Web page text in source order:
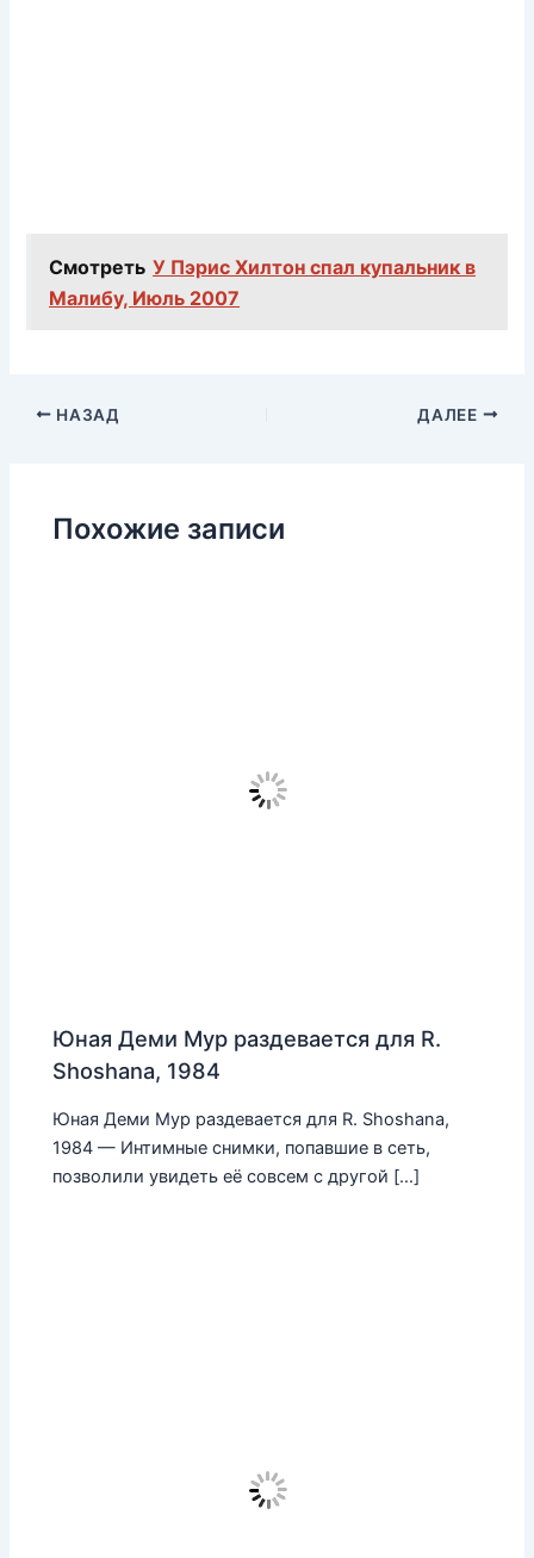
Смотреть У Пэрис Хилтон спал купальник в
Малибу, Июль 2007
НАЗАД ДАЛЕЕ
Похожие записи
Юная Деми Мур раздевается для R.
Shoshana, 1984
Юная Деми Мур раздевается для R. Shoshana,
1984 — Интимные снимки, попавшие в сеть,
позволили увидеть её совсем с другой […]